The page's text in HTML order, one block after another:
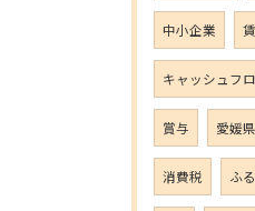
中小企業
キャッシュフ
賞与 愛媛県
消費税 ふ